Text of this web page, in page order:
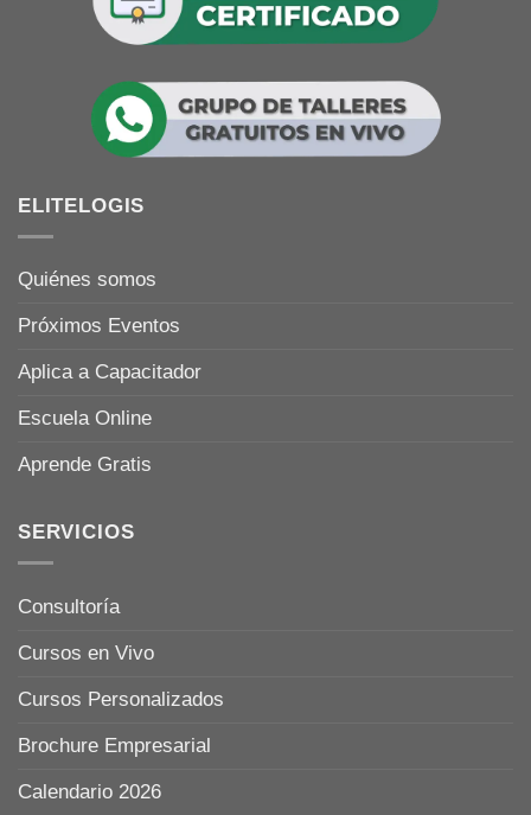
ELITELOGIS
Quiénes somos
Próximos Eventos
Aplica a Capacitador
Escuela Online
Aprende Gratis
SERVICIOS
Consultoría
Cursos en Vivo
Cursos Personalizados
Brochure Empresarial
Calendario 2026